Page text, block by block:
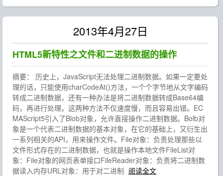
2013年4月27日
HTML5新特性之文件和二进制数据的操作
摘要： 历史上，JavaScript无法处理二进制数据。如果一定要处
理的话，只能使用charCodeAt()方法，一个个字节地从文字编码
转成二进制数据，还有一种办法是将二进制数据转成Base64编
码，再进行处理。这两种方法不仅速度慢，而且容易出错。EC
MAScript5引入了Blob对象，允许直接操作二进制数据。Bolb对
象是一个代表二进制数据的基本对象，在它的基础上，又衍生出
一系列相关的API，用来操作文件。File对象：负责处理那些以
文件形式存在的二进制数据，也就是操作本地文件FileList对
象：File对象的网页表单接口FileReader对象：负责将二进制数
据读入内存URL对象：用于对二进制 阅读全文